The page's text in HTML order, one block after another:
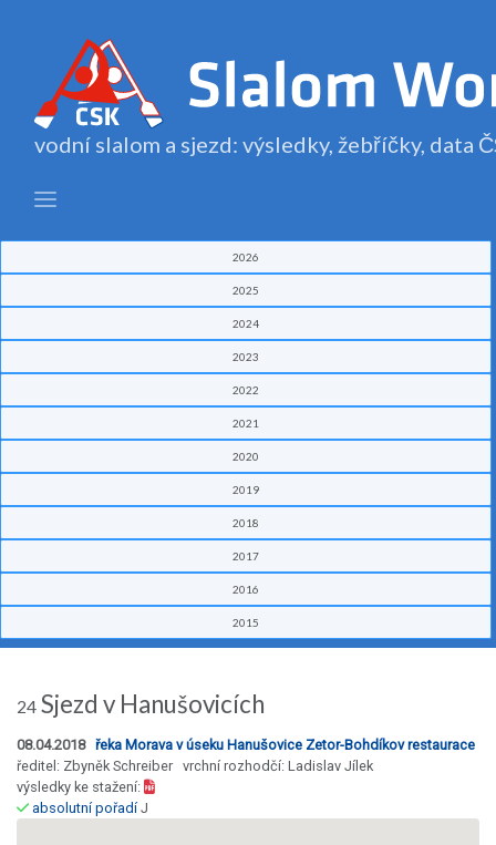
vodní slalom a sjezd: výsledky, žebříčky, data
2026
2025
2024
2023
2022
2021
2020
2019
2018
2017
2016
2015
24 Sjezd v Hanušovicích
08.04.2018 řeka Morava v úseku Hanušovice Zetor-Bohdíkov restaurace
ředitel: Zbyněk Schreiber vrchní rozhodčí: Ladislav Jílek
výsledky ke stažení:
absolutní pořadíJ